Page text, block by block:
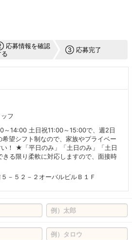
募情報を確認
る
③ 応募完了
フ
～14:00 土日祝11:00～15:00で、週2日
望シフト制なので、家族やプライベー
い！ ★「平日のみ」「土日のみ」「土日
る限り柔軟に対応しますので、面接時
－５２－２オーバルビルＢ１Ｆ